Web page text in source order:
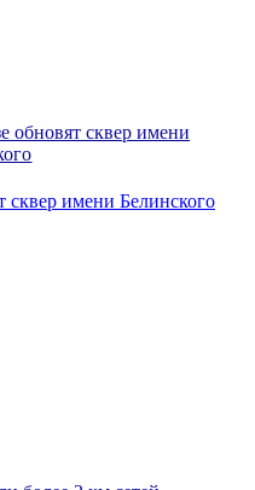
сквер имени Белинского